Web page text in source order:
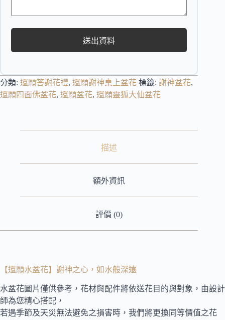
送出資料
分類: 還願答謝花禮, 還願謝神桌上盆花 標籤: 謝神盆花,
還願四面佛盆花, 還願盆花, 還願靈狐大仙盆花
描述
額外資訊
評價 (0)
【還願水盆花】謝神之心，如水般深遠
水盆花圖片僅供參考，花材與配件將依送花目的與對象，由設計
師為您精心搭配，
若遇季節及天災無法避免之損害時，我們將更換同等價值之花